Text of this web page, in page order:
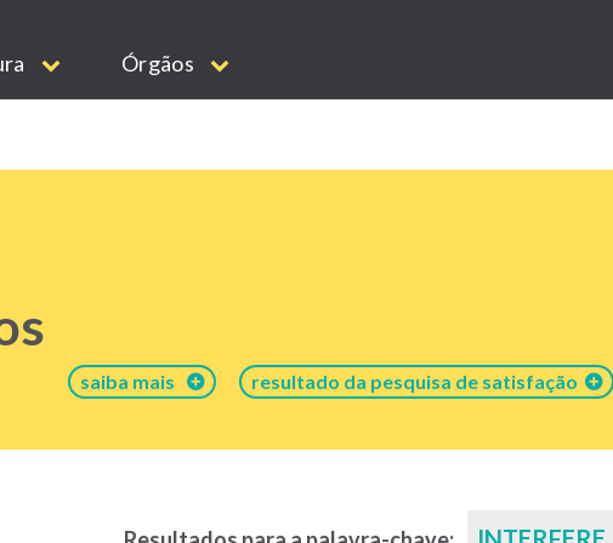
Órgãos
saiba mais resultado da pesquisa de satisfação